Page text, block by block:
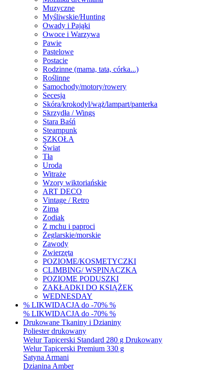
Muzyczne
Myśliwskie/Hunting
Owady i Pająki
Owoce i Warzywa
Pawie
Pastelowe
Postacie
Rodzinne (mama, tata, córka...)
Roślinne
Samochody/motory/rowery
Secesja
Skóra/krokodyl/wąż/lampart/panterka
Skrzydła / Wings
Stara Baśń
Steampunk
SZKOŁA
Świat
Tła
Uroda
Witraże
Wzory wiktoriańskie
ART DECO
Vintage / Retro
Zima
Zodiak
Z mchu i paproci
Żeglarskie/morskie
Zawody
Zwierzęta
POZIOME/KOSMETYCZKI
CLIMBING/ WSPINACZKA
POZIOME PODUSZKI
ZAKŁADKI DO KSIĄŻEK
WEDNESDAY
% LIKWIDACJA do -70% %
% LIKWIDACJA do -70% %
Drukowane Tkaniny i Dzianiny
Poliester drukowany
Welur Tapicerski Standard 280 g Drukowany
Welur Tapicerski Premium 330 g
Satyna Armani
Dzianina Amber